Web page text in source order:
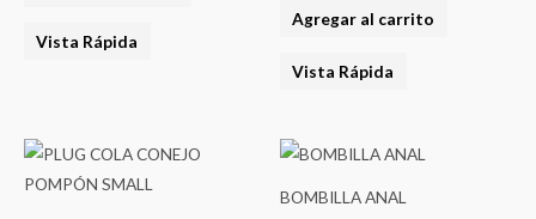
Vista Rápida
Agregar al carrito
Vista Rápida
BOMBILLA ANAL